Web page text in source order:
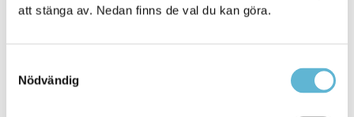
att stänga av. Nedan finns de val du kan göra.
Nödvändig